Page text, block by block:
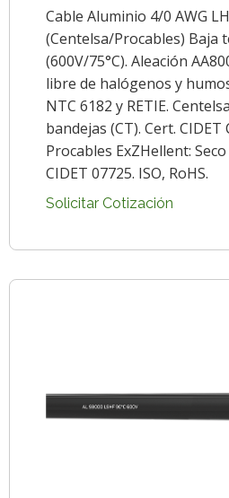
Cable Aluminio 4/0 AWG
(Centelsa/Procables) Baja
(600V/75°C). Aleación
libre de halógenos y
NTC 6182 y RETIE.
bandejas (CT). Cert. CIDET
Procables ExZHellent:
CIDET 07725. ISO, RoHS.
Solicitar Cotización